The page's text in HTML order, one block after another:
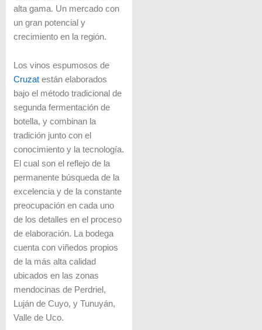
alta gama. Un mercado con
un gran potencial y
crecimiento en la región.
Los vinos espumosos de
Cruzatestán elaborados
bajo el método tradicional de
segunda fermentación de
botella, y combinan la
tradición junto con el
conocimiento y la tecnología.
El cual son el reflejo de la
permanente búsqueda de la
excelencia y de la constante
preocupación en cada uno
de los detalles en el proceso
de elaboración. La bodega
cuenta con viñedos propios
de la más alta calidad
ubicados en las zonas
mendocinas de Perdriel,
Luján de Cuyo, y Tunuyán,
Valle de Uco.